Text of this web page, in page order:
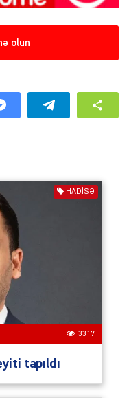
olun
HADISƏ
3317
tapıldı